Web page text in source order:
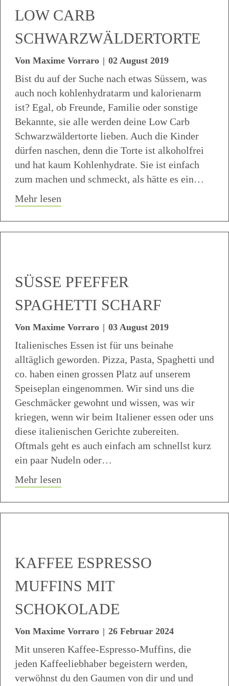
LOW CARB
SCHWARZWÄLDERTORTE
Von Maxime Vorraro | 02 August 2019
Bist du auf der Suche nach etwas Süssem, was
auch noch kohlenhydratarm und kalorienarm
ist? Egal, ob Freunde, Familie oder sonstige
Bekannte, sie alle werden deine Low Carb
Schwarzwäldertorte lieben. Auch die Kinder
dürfen naschen, denn die Torte ist alkoholfrei
und hat kaum Kohlenhydrate. Sie ist einfach
zum machen und schmeckt, als hätte es ein…
Mehr lesen
SÜSSE PFEFFER
SPAGHETTI SCHARF
Von Maxime Vorraro | 03 August 2019
Italienisches Essen ist für uns beinahe
alltäglich geworden. Pizza, Pasta, Spaghetti und
co. haben einen grossen Platz auf unserem
Speiseplan eingenommen. Wir sind uns die
Geschmäcker gewohnt und wissen, was wir
kriegen, wenn wir beim Italiener essen oder uns
diese italienischen Gerichte zubereiten.
Oftmals geht es auch einfach am schnellst kurz
ein paar Nudeln oder…
Mehr lesen
KAFFEE ESPRESSO
MUFFINS MIT
SCHOKOLADE
Von Maxime Vorraro | 26 Februar 2024
Mit unseren Kaffee-Espresso-Muffins, die
jeden Kaffeeliebhaber begeistern werden,
verwöhnst du den Gaumen von dir und und